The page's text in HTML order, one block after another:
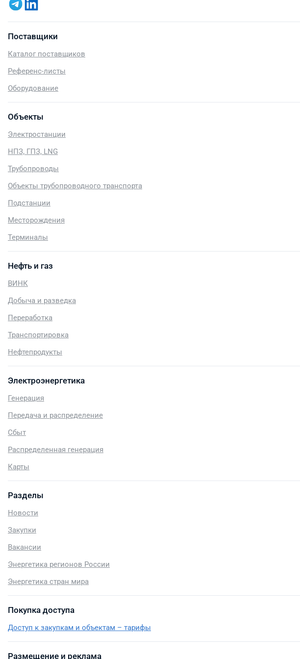
Поставщики
Каталог поставщиков
Референс-листы
Оборудование
Объекты
Электростанции
НПЗ, ГПЗ, LNG
Трубопроводы
Объекты трубопроводного транспорта
Подстанции
Месторождения
Терминалы
Нефть и газ
ВИНК
Добыча и разведка
Переработка
Транспортировка
Нефтепродукты
Электроэнергетика
Генерация
Передача и распределение
Сбыт
Распределенная генерация
Карты
Разделы
Новости
Закупки
Вакансии
Энергетика регионов России
Энергетика стран мира
Покупка доступа
Доступ к закупкам и объектам – тарифы
Размещение и реклама